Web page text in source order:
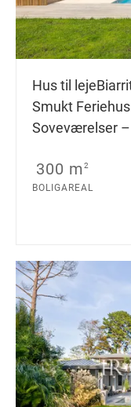
Hus til leje
Smukt
Soveværelser
300 m2
BOLIGAREAL